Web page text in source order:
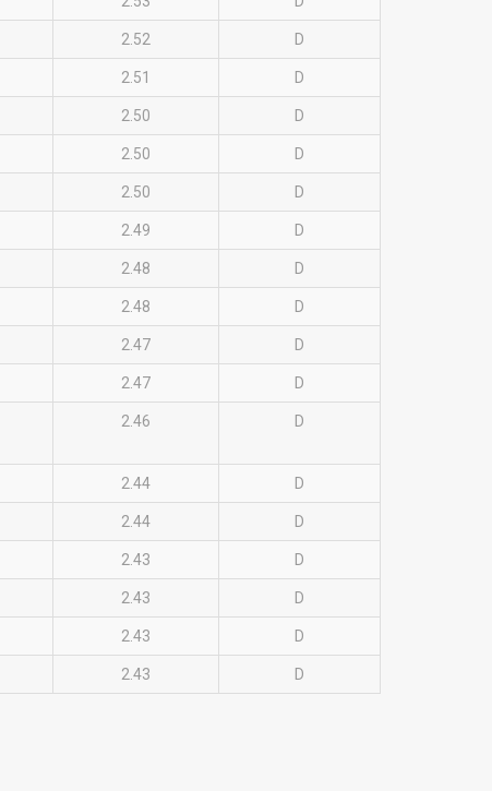
2.52 D
2.51 D
2.50 D
2.50 D
2.50 D
2.49 D
2.48 D
2.48 D
2.47 D
2.47 D
2.46 D
2.44 D
2.44 D
2.43 D
2.43 D
2.43 D
2.43 D